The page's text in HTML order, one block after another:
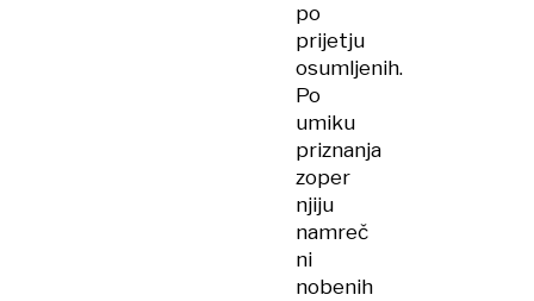
po
prijetju
osumljenih.
Po
umiku
priznanja
zoper
njiju
namreč
ni
nobenih